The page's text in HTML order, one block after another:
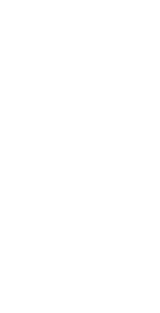
e
e la